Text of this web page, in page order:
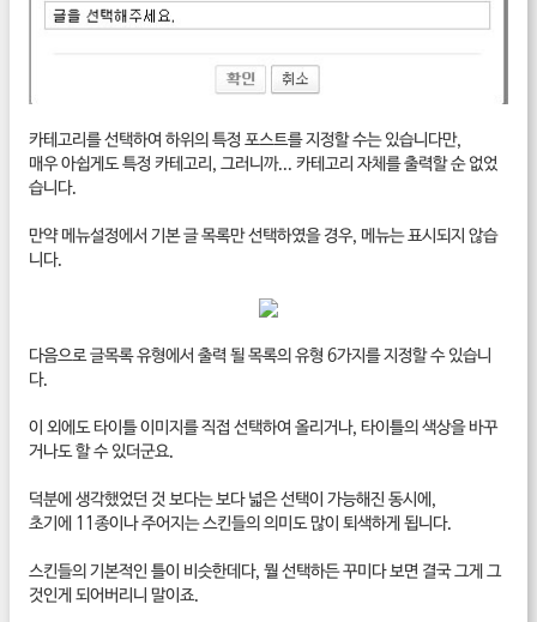
카테고리를 선택하여 하위의 특정 포스트를 지정할 수는 있습니다만,
매우 아쉽게도 특정 카테고리, 그러니까... 카테고리 자체를 출력할 순 없었
습니다.
만약 메뉴설정에서 기본 글 목록만 선택하였을 경우, 메뉴는 표시되지 않습
니다.
다음으로 글목록 유형에서 출력 될 목록의 유형 6가지를 지정할 수 있습니
다.
이 외에도 타이틀 이미지를 직접 선택하여 올리거나, 타이틀의 색상을 바꾸
거나도 할 수 있더군요.
덕분에 생각했었던 것 보다는 보다 넓은 선택이 가능해진 동시에,
초기에 11종이나 주어지는 스킨들의 의미도 많이 퇴색하게 됩니다.
스킨들의 기본적인 틀이 비슷한데다, 뭘 선택하든 꾸미다 보면 결국 그게 그
것인게 되어버리니 말이죠.